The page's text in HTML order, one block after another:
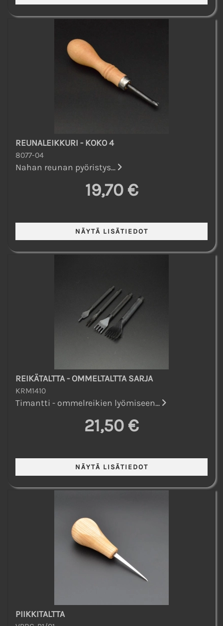
REUNALEIKKURI - KOKO 4
8077-04
Nahan reunan pyöristys...
19,70 €
REIKÄTALTTA - OMMELTALTTA SARJA
KRM1410
Timantti - ommelreikien lyömiseen...
21,50 €
PIIKKITALTTA